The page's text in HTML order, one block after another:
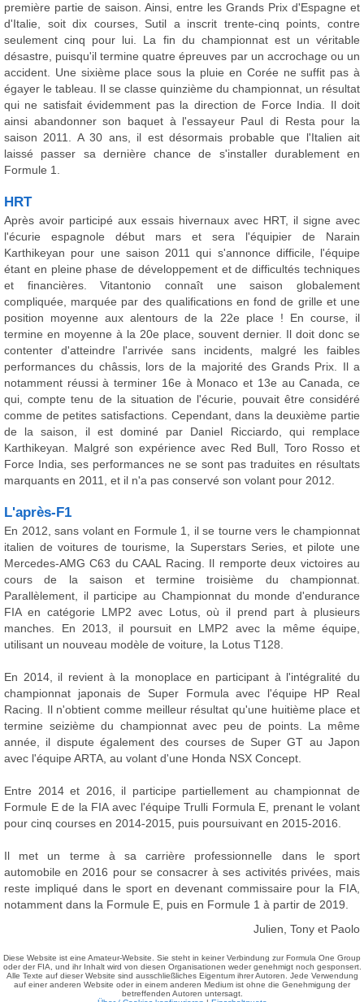
première partie de saison. Ainsi, entre les Grands Prix d'Espagne et
d'Italie, soit dix courses, Sutil a inscrit trente-cinq points, contre
seulement cinq pour lui. La fin du championnat est un véritable
désastre, puisqu'il termine quatre épreuves par un accrochage ou un
accident. Une sixième place sous la pluie en Corée ne suffit pas à
égayer le tableau. Il se classe quinzième du championnat, un résultat
qui ne satisfait évidemment pas la direction de Force India. Il doit
ainsi abandonner son baquet à l'essayeur Paul di Resta pour la
saison 2011. A 30 ans, il est désormais probable que l'Italien ait
laissé passer sa dernière chance de s'installer durablement en
Formule 1.
HRT
Après avoir participé aux essais hivernaux avec HRT, il signe avec
l'écurie espagnole début mars et sera l'équipier de Narain
Karthikeyan pour une saison 2011 qui s'annonce difficile, l'équipe
étant en pleine phase de développement et de difficultés techniques
et financières. Vitantonio connaît une saison globalement
compliquée, marquée par des qualifications en fond de grille et une
position moyenne aux alentours de la 22e place ! En course, il
termine en moyenne à la 20e place, souvent dernier. Il doit donc se
contenter d'atteindre l'arrivée sans incidents, malgré les faibles
performances du châssis, lors de la majorité des Grands Prix. Il a
notamment réussi à terminer 16e à Monaco et 13e au Canada, ce
qui, compte tenu de la situation de l'écurie, pouvait être considéré
comme de petites satisfactions. Cependant, dans la deuxième partie
de la saison, il est dominé par Daniel Ricciardo, qui remplace
Karthikeyan. Malgré son expérience avec Red Bull, Toro Rosso et
Force India, ses performances ne se sont pas traduites en résultats
marquants en 2011, et il n'a pas conservé son volant pour 2012.
L'après-F1
En 2012, sans volant en Formule 1, il se tourne vers le championnat
italien de voitures de tourisme, la Superstars Series, et pilote une
Mercedes-AMG C63 du CAAL Racing. Il remporte deux victoires au
cours de la saison et termine troisième du championnat.
Parallèlement, il participe au Championnat du monde d'endurance
FIA en catégorie LMP2 avec Lotus, où il prend part à plusieurs
manches. En 2013, il poursuit en LMP2 avec la même équipe,
utilisant un nouveau modèle de voiture, la Lotus T128.
En 2014, il revient à la monoplace en participant à l'intégralité du
championnat japonais de Super Formula avec l'équipe HP Real
Racing. Il n'obtient comme meilleur résultat qu'une huitième place et
termine seizième du championnat avec peu de points. La même
année, il dispute également des courses de Super GT au Japon
avec l'équipe ARTA, au volant d'une Honda NSX Concept.
Entre 2014 et 2016, il participe partiellement au championnat de
Formule E de la FIA avec l'équipe Trulli Formula E, prenant le volant
pour cinq courses en 2014-2015, puis poursuivant en 2015-2016.
Il met un terme à sa carrière professionnelle dans le sport
automobile en 2016 pour se consacrer à ses activités privées, mais
reste impliqué dans le sport en devenant commissaire pour la FIA,
notamment dans la Formule E, puis en Formule 1 à partir de 2019.
Julien, Tony et Paolo
Diese Website ist eine Amateur-Website. Sie steht in keiner Verbindung zur Formula One Group
oder der FIA, und ihr Inhalt wird von diesen Organisationen weder genehmigt noch gesponsert.
Alle Texte auf dieser Website sind ausschließliches Eigentum ihrer Autoren. Jede Verwendung
auf einer anderen Website oder in einem anderen Medium ist ohne die Genehmigung der
betreffenden Autoren untersagt.